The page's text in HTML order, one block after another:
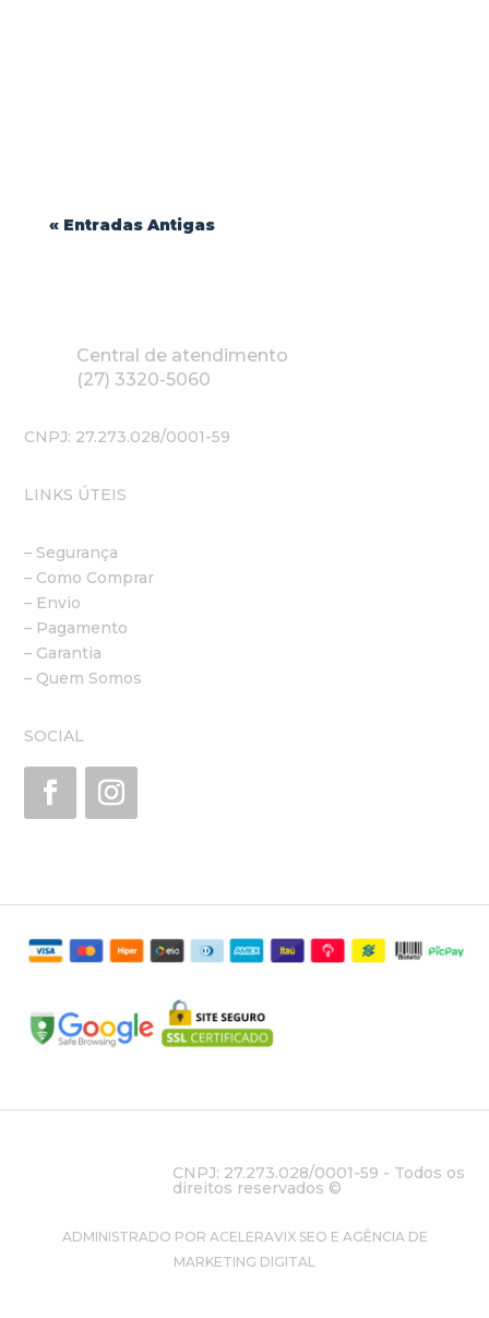
« Entradas Antigas
Central de atendimento
(27) 3320-5060
CNPJ: 27.273.028/0001-59
LINKS ÚTEIS
– Segurança
– Como Comprar
– Envio
– Pagamento
– Garantia
– Quem Somos
SOCIAL
CNPJ: 27.273.028/0001-59 - Todos os
direitos reservados ©
ADMINISTRADO POR ACELERAVIX SEO E AGÊNCIA DE
MARKETING DIGITAL